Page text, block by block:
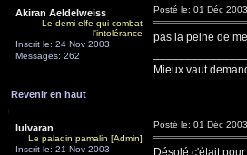
Akiran Aeldelweiss
Le demi-elfe qui combat
l'intolérance
Inscrit le: 24 Nov 2003
Messages: 262
Posté le: 01 Déc
pas la peine de
Mieux vaut
Revenir en haut
lulvaran
Le paladin pamalin [Admin]
Inscrit le: 21 Nov 2003
Posté le: 01 Déc
Désolé c'était